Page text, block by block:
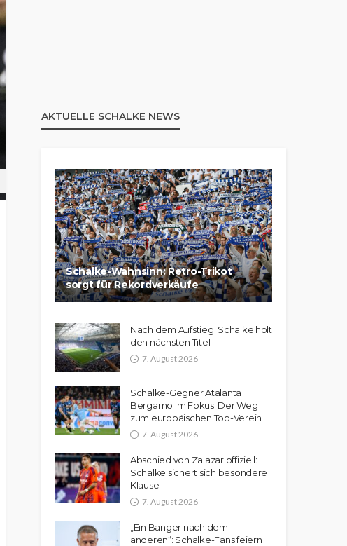
AKTUELLE SCHALKE NEWS
Schalke-Wahnsinn: Retro-Trikot
sorgt für Rekordverkäufe
Nach dem Aufstieg: Schalke holt
den nächsten Titel
7. August 2026
Schalke-Gegner Atalanta
Bergamo im Fokus: Der Weg
zum europäischen Top-Verein
7. August 2026
Abschied von Zalazar offiziell:
Schalke sichert sich besondere
Klausel
7. August 2026
„Ein Banger nach dem
anderen“: Schalke-Fans feiern